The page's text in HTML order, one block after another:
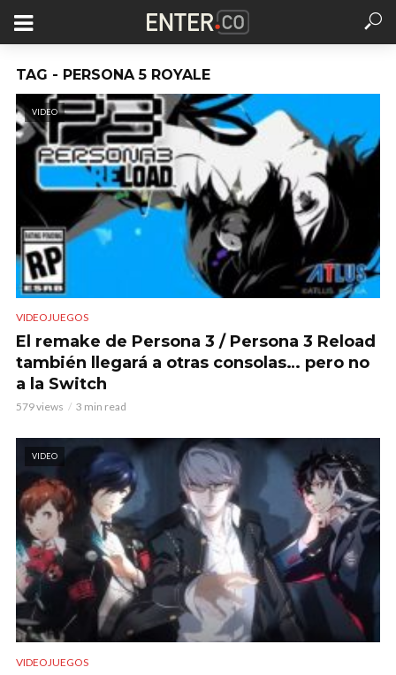
TAG - PERSONA 5 ROYALE
VIDEO
VIDEOJUEGOS
El remake de Persona 3 / Persona 3 Reload
también llegará a otras consolas… pero no
a la Switch
579 views 3 min read
VIDEO
VIDEOJUEGOS